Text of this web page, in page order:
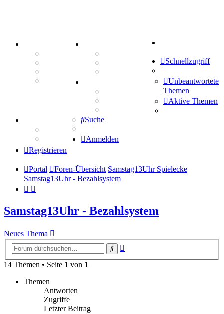
Mastodon
Treffenübersicht
Zitatesammlung
Schiffe versenken
Tipprunde
Comunio
Schnellzugriff
Unbeantwortete
Themen
Aktive Themen
Suche
Anmelden
Registrieren
Portal Foren-Übersicht Samstag13Uhr Spielecke
Samstag13Uhr - Bezahlsystem
Samstag13Uhr - Bezahlsystem
Neues Thema
Suche
14 Themen • Seite 1 von 1
Themen
Antworten
Zugriffe
Letzter Beitrag